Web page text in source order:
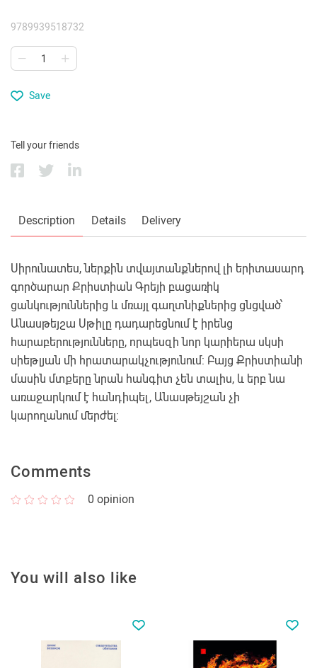
9789939518732
Save
Tell your friends
Description Details Delivery
Սիրունատես, ներքին տվայտանքներով լի երիտասարդ
գործարար Քրիստիան Գրեյի բացառիկ
ցանկություններից և մռայլ գաղտնիքներից ցնցված՝
Անասթեյշա Սթիլը դադարեցնում է իրենց
հարաբերությունները, որպեսզի նոր կարիերա սկսի
սիեթլյան մի հրատարակչությունում: Բայց Քրիստիանի
մասին մտքերը նրան հանգիտ չեն տալիս, և երբ նա
առաջարկում է հանդիպել, Անասթեյշան չի
կարողանում մերժել:
Comments
0 opinion
You will also like